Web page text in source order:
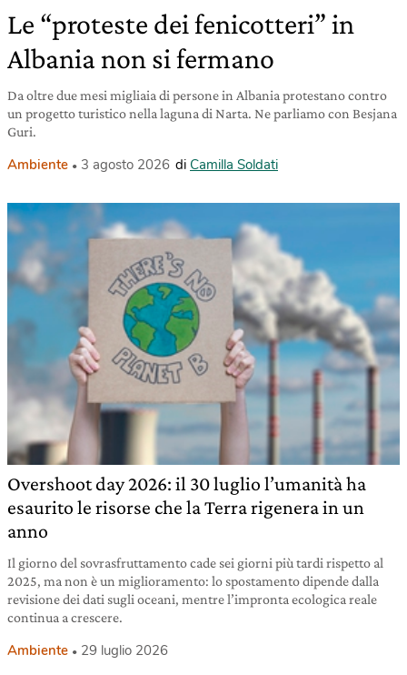
Le “proteste dei fenicotteri” in
Albania non si fermano
Da oltre due mesi migliaia di persone in Albania protestano contro
un progetto turistico nella laguna di Narta. Ne parliamo con Besjana
Guri.
Ambiente 3 agosto 2026 di Camilla Soldati
Overshoot day 2026: il 30 luglio l’umanità ha
esaurito le risorse che la Terra rigenera in un
anno
Il giorno del sovrasfruttamento cade sei giorni più tardi rispetto al
2025, ma non è un miglioramento: lo spostamento dipende dalla
revisione dei dati sugli oceani, mentre l’impronta ecologica reale
continua a crescere.
Ambiente 29 luglio 2026